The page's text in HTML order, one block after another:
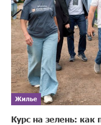
Жилье
Курс на зелень: как